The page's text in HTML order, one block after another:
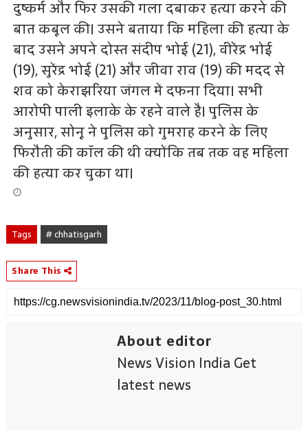
दुष्कर्म और फिर उसकी गला दबाकर हत्या करने की
बात कबूल की। उसने बताया कि महिला की हत्या के
बाद उसने अपने दोस्त संदीप भोई (21), वीरेंद्र भोई
(19), सुरेंद्र भोई (21) और जीवा राव (19) की मदद से
शव को केराझरिया जंगल में दफना दिया। सभी
आरोपी पाली इलाके के रहने वाले है। पुलिस के
अनुसार, सोनू ने पुलिस को गुमराह करने के लिए
फिरौती की कॉल की थी क्योंकि तब तक वह महिला
की हत्या कर चुका था।
Tags # chhatisgarh
Share This
About editor
News Vision India Get
latest news